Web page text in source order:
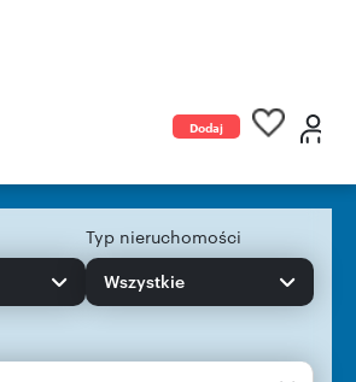
Dodaj
Typ nieruchomości
Wszystkie